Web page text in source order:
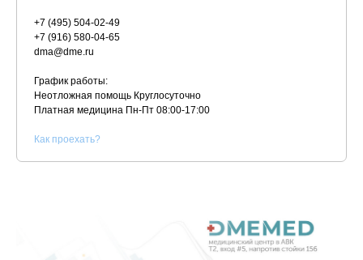
+7 (495) 504-02-49
+7 (916) 580-04-65
dma@dme.ru
График работы:
Неотложная помощь Круглосуточно
Платная медицина Пн-Пт 08:00-17:00
Как проехать?